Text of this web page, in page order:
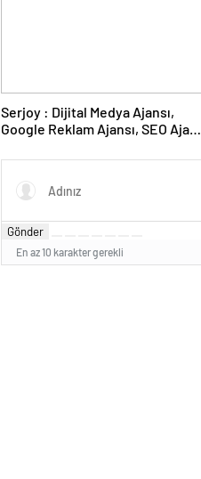
Serjoy : Dijital Medya Ajansı,
Google Reklam Ajansı, SEO Ajansı
Gönder
En az 10 karakter gerekli